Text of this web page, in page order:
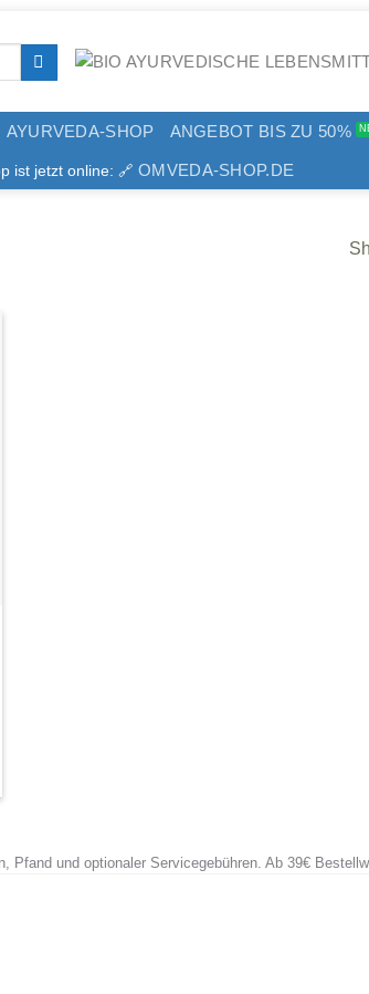
AYURVEDA-SHOP ANGEBOT BIS ZU 50%
ist jetzt online: 🔗 OMVEDA-SHOP.DE
und optionaler Servicegebühren. Ab 39€